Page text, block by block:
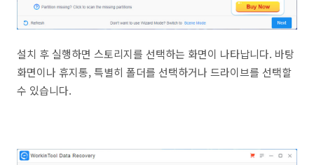
설치 후 실행하면 스토리지를 선택하는 화면이 나타납니다. 바탕
화면이나 휴지통, 특별히 폴더를 선택하거나 드라이브를 선택할
수 있습니다.